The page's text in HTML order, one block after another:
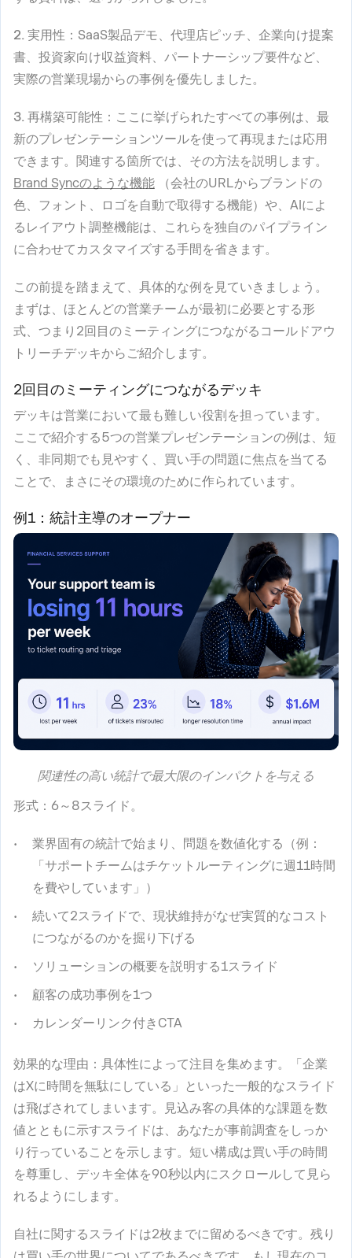
2. 実用性 ：SaaS製品デモ、代理店ピッチ、企業向け提案
書、投資家向け収益資料、パートナーシップ要件など、
実際の営業現場からの事例を優先しました。
3. 再構築可能性 ：ここに挙げられたすべての事例は、最
新のプレゼンテーションツールを使って再現または応用
できます。関連する箇所では、その方法を説明します。
Brand Syncのような機能 （会社のURLからブランドの
色、フォント、ロゴを自動で取得する機能）や、AIによ
るレイアウト調整機能は、これらを独自のパイプライン
に合わせてカスタマイズする手間を省きます。
この前提を踏まえて、具体的な例を見ていきましょう。
まずは、ほとんどの営業チームが最初に必要とする形
式、つまり2回目のミーティングにつながるコールドアウ
トリーチデッキからご紹介します。
2回目のミーティングにつながるデッキ
デッキは営業において最も難しい役割を担っています。
ここで紹介する5つの営業プレゼンテーションの例は、短
く、非同期でも見やすく、買い手の問題に焦点を当てる
ことで、まさにその環境のために作られています。
例1：統計主導のオープナー
関連性の高い統計で最大限のインパクトを与える
形式 ：6～8スライド。
業界固有の統計で始まり、問題を数値化する（例：
「サポートチームはチケットルーティングに週11時間
を費やしています」）
続いて2スライドで、現状維持がなぜ実質的なコスト
につながるのかを掘り下げる
ソリューションの概要を説明する1スライド
顧客の成功事例を1つ
カレンダーリンク付きCTA
効果的な理由 ：具体性によって注目を集めます。「企業
はXに時間を無駄にしている」といった一般的なスライド
は飛ばされてしまいます。見込み客の具体的な課題を数
値とともに示すスライドは、あなたが事前調査をしっか
り行っていることを示します。短い構成は買い手の時間
を尊重し、デッキ全体を90秒以内にスクロールして見ら
れるようにします。
自社に関するスライドは2枚までに留めるべきです。残り